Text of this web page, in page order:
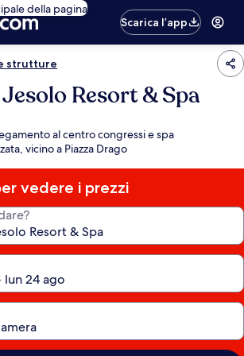
della pagina
Scarica l’app
strutture
Resort & Spa
al centro congressi e spa
vicino a Piazza Drago
vedere i prezzi